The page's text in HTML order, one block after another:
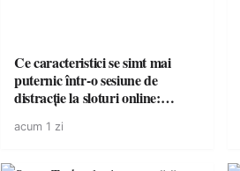
Ce caracteristici se simt mai
puternic într-o sesiune de
distracție la sloturi online:
acum 1 zi